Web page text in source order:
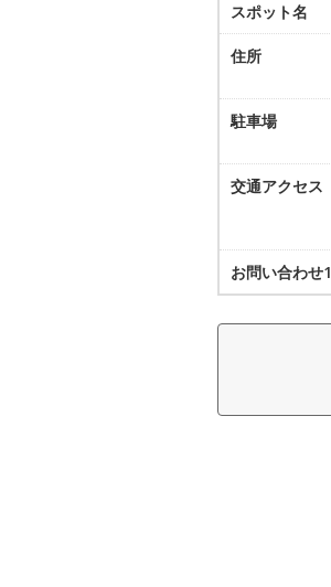
スポット名
住所
駐車場
交通アクセス
お問い合わせ1